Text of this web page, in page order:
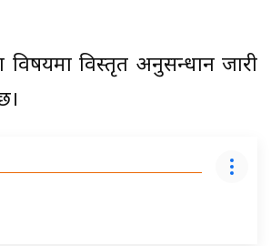
विषयमा विस्तृत अनुसन्धान जारी